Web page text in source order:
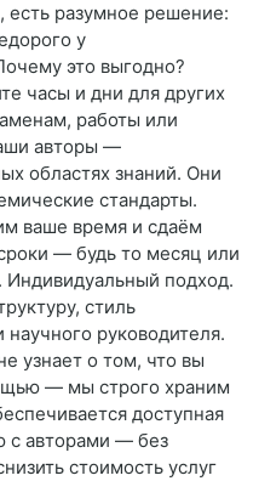
есть разумное решение:
у
это выгодно?
часы и дни для других
работы или
авторы —
областях знаний. Они
стандарты.
ваше время и сдаём
— будь то месяц или
подход.
стиль
руководителя.
узнает о том, что вы
— мы строго храним
доступная
с авторами — без
стоимость услуг